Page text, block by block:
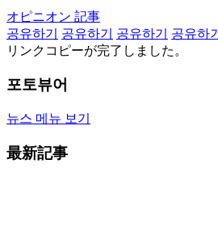
オピニオン 記事
공유하기
공유하기 공유하기 공유하기
リンクコピーが完了しました。
포토뷰어
뉴스 메뉴 보기
最新記事